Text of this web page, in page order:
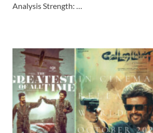
Analysis Strength: …